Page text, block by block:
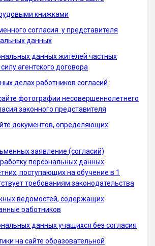
книжками
согласия у представителя
данных
данных жителей частных
агентского договора
делах работников согласий
фотографии несовершеннолетнего
законного представителя
документов, определяющих
заявление (согласий)
персональных данных
поступающих на обучение в 1
требованиям законодательства
ведомостей, содержащих
работников
данных учащихся без согласия
на сайте образовательной